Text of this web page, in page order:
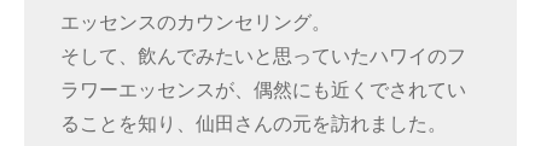
エッセンスのカウンセリング。
そして、飲んでみたいと思っていたハワイのフ
ラワーエッセンスが、偶然にも近くでされてい
ることを知り、仙田さんの元を訪れました。